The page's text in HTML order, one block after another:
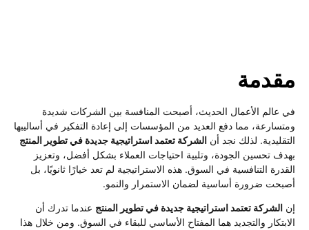
عالم الأعمال الحديث، أصبحت المنافسة بين الشركات شديدة
مما دفع العديد من المؤسسات إلى إعادة التفكير في أساليبها
لذلك نجد أنالشركة تعتمد استراتيجية جديدة في تطوير المنتج
تحسين الجودة، وتلبية احتياجات العملاء بشكل أفضل، وتعزيز
التنافسية في السوق. هذه الاستراتيجية لم تعد خيارًا ثانويًا، بل
ضرورة أساسية لضمان الاستمرار والنمو.
الشركة تعتمد استراتيجية جديدة في تطوير المنتجعندما تدرك أن
والتجديد هما المفتاح الأساسي للبقاء في السوق. ومن خلال هذا